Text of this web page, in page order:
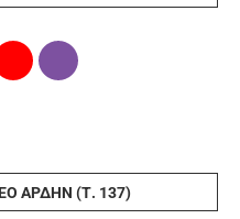
ΆΡΔΗΝ (Τ. 137)